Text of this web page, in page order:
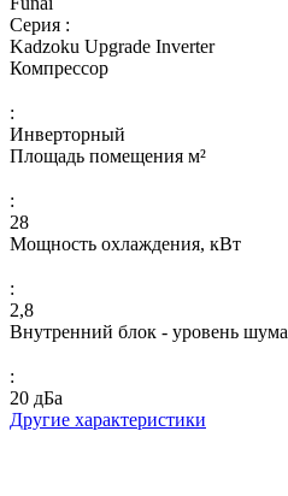
Серия :
Kadzoku Upgrade Inverter
Компрессор
:
Инверторный
Площадь помещения м²
:
28
Мощность охлаждения, кВт
:
2,8
Внутренний блок - уровень шума
:
20 дБа
Другие характеристики